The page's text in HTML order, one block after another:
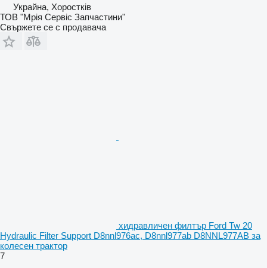
Украйна, Хоростків
ТОВ "Мрія Сервіс Запчастини"
Свържете се с продавача
хидравличен филтър Ford Tw 20
Hydraulic Filter Support D8nnl976ac, D8nnl977ab D8NNL977AB за
колесен трактор
7